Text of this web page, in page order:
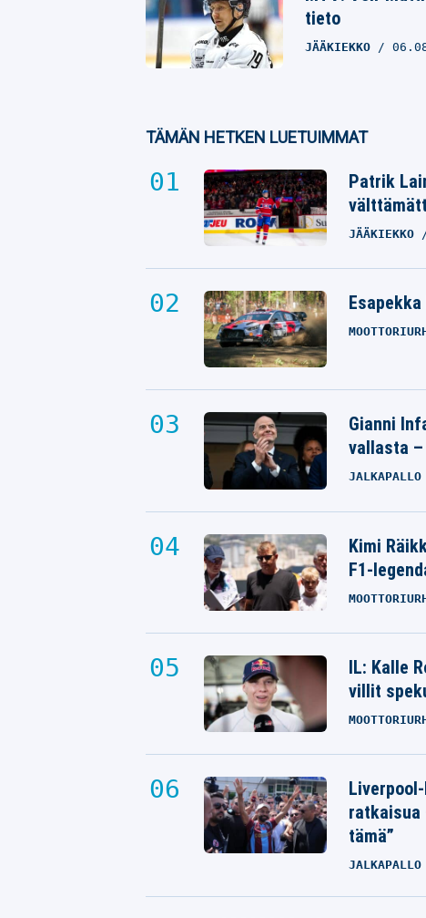
tieto
JÄÄKIEKKO
TÄMÄN HETKEN LUETUIMMAT
Patrik
JÄÄKIEKKO
Gianni
vallasta
JALKAPALLO
Kimi
F1-
IL: Kalle
villit
ratkaisua
tämä”
JALKAPALLO